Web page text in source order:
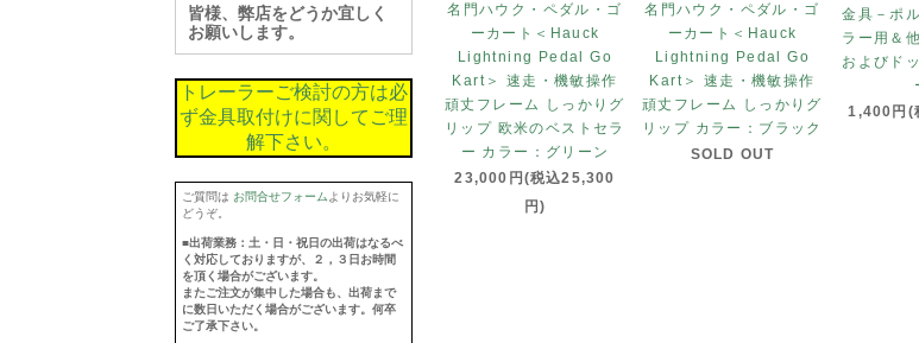
名門ハウク・ペダル・ゴ
ーカート＜Hauck
Lightning Pedal Go
Kart＞ 速走・機敏操作
頑丈フレーム しっかりグ
リップ 欧米のベストセラ
ー カラー：グリーン
23,000円(税込25,300
円)
名門ハウク・ペダル・ゴ
ーカート＜Hauck
Lightning Pedal Go
Kart＞ 速走・機敏操作
頑丈フレーム しっかりグ
リップ カラー：ブラック
SOLD OUT
金具－ポ
ラー用＆
およびド
1,400円(
皆様、弊店をどうか宜しく
お願いします。
トレーラーご検討の方は必
ず金具取付けに関してご理
解下さい。
ご質問は お問合せフォーム よりお気軽に
どうぞ。
■出荷業務：土・日・祝日の出荷はなるべ
く対応しておりますが、２，３日お時間
を頂く場合がございます。
またご注文が集中した場合も、出荷まで
に数日いただく場合がございます。何卒
ご了承下さい。